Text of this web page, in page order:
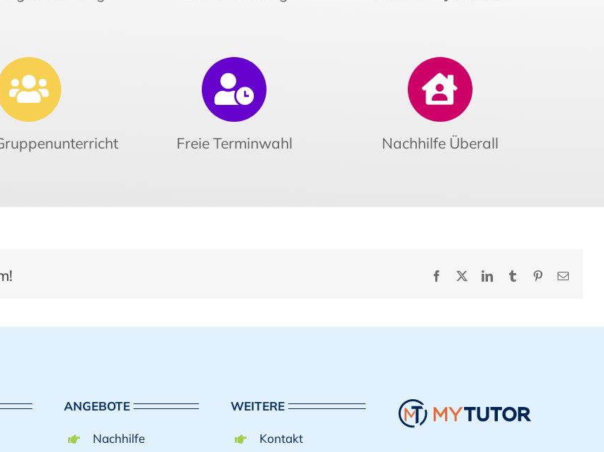
Freie Terminwahl Nachhilfe Überall
Facebook LinkedInTumblr Pinterest
E-
ANGEBOTE
Nachhilfe
WEITERE
Kontakt